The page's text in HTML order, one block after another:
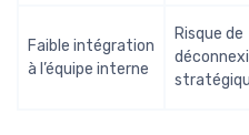
Faible intégration
à l’équipe interne
Risque de